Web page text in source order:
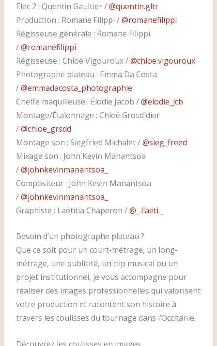
Elec 2 : Quentin Gaultier /@quentin.gltr
Production : Romane Filippi /@romanefilippi
Régisseuse générale : Romane Filippi
/@romanefilippi
Régisseuse : Chloé Vigouroux /@chloe.vigouroux
Photographe plateau : Emma Da Costa
/@emmadacosta_photographie
Cheffe maquilleuse : Élodie Jacob /@elodie_jcb
Montage/Étalonnage : Chloë Grosdidier
/@chloe_grsdd
Montage son : Siegfried Michalet /@sieg_freed
Mixage son : John Kevin Manantsoa
/@johnkevinmanantsoa_
Compositeur : John Kevin Manantsoa
/@johnkevinmanantsoa_
Graphiste : Laëtitia Chaperon /@_.llaeti._
Besoin d’un photographe plateau ?
Que ce soit pour un court-métrage, un long-
métrage, une publicité, un clip musical ou un
projet institutionnel, je vous accompagne pour
réaliser des images professionnelles qui valorisent
votre production et racontent son histoire à
travers les coulisses du tournage dans l’Occitanie.